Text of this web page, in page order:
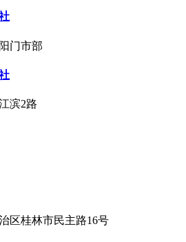
门市部
滨2路
区桂林市民主路16号